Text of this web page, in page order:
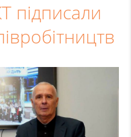
підписали